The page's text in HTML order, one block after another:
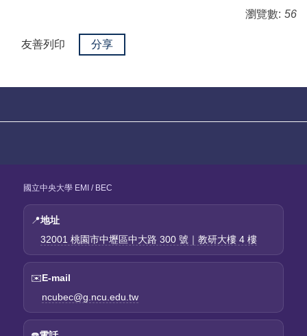
瀏覽數: 56
友善列印 分享
國立中央大學 EMI / BEC
📍地址
32001 桃園市中壢區中大路 300 號｜教研大樓 4 樓
✉️E-mail
ncubec@g.ncu.edu.tw